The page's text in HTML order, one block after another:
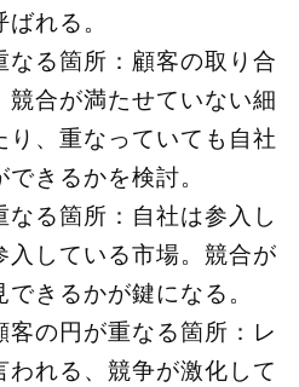
れる。
なる箇所：顧客の取り合
合が満たせていない細
、重なっていても自社
きるかを検討。
なる箇所：自社は参入し
入している市場。競合が
きるかが鍵になる。
客の円が重なる箇所：レ
われる、競争が激化して